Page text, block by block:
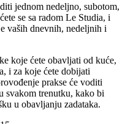
jednom nedeljno, subotom,
se sa radom Le Studia, i
vaših dnevnih, nedeljnih i
koje ćete obavljati od kuće,
i za koje ćete dobijati
prakse će voditi
svakom trenutku, kako bi
u obavljanju zadataka.